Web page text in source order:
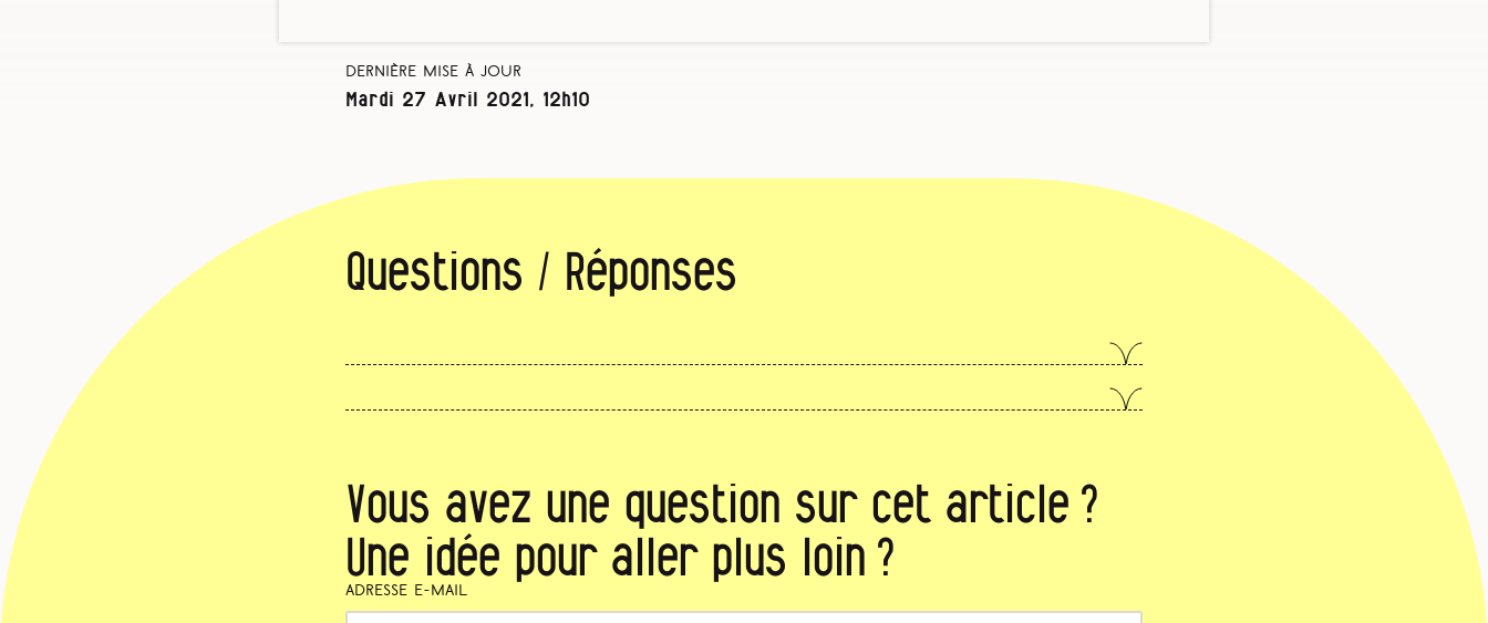
Dernière mise à jour
Mardi 27 Avril 2021, 12h10
Questions / Réponses
Vous avez une question sur cet article ?
Une idée pour aller plus loin ?
Adresse e-mail